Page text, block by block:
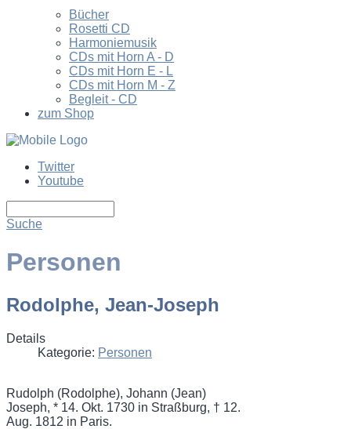
Bücher
Rosetti CD
Harmoniemusik
CDs mit Horn A - D
CDs mit Horn E - L
CDs mit Horn M - Z
Begleit - CD
zum Shop
Twitter
Youtube
Suche
Personen
Rodolphe, Jean-Joseph
Details
Kategorie: Personen
Rudolph (Rodolphe), Johann (Jean)
Joseph, * 14. Okt. 1730 in Straßburg, † 12.
Aug. 1812 in Paris.